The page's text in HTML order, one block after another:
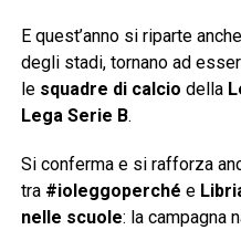
E quest’anno si riparte
degli stadi, tornano ad
le squadre di calcio della
Lega Serie B.
Si conferma e si rafforza
tra #ioleggoperché e
nelle scuole: la campagna